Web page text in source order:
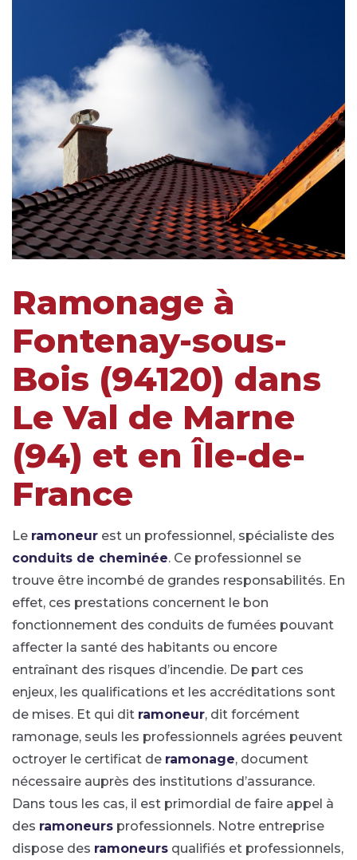
Ramonage à
Fontenay-sous-
Bois (94120) dans
Le Val de Marne
(94) et en Île-de-
France
Le ramoneur est un professionnel, spécialiste des
conduits de cheminée. Ce professionnel se
trouve être incombé de grandes responsabilités. En
effet, ces prestations concernent le bon
fonctionnement des conduits de fumées pouvant
affecter la santé des habitants ou encore
entraînant des risques d’incendie. De part ces
enjeux, les qualifications et les accréditations sont
de mises. Et qui dit ramoneur, dit forcément
ramonage, seuls les professionnels agrées peuvent
octroyer le certificat de ramonage, document
nécessaire auprès des institutions d’assurance.
Dans tous les cas, il est primordial de faire appel à
des ramoneurs professionnels. Notre entreprise
dispose des ramoneurs qualifiés et professionnels,